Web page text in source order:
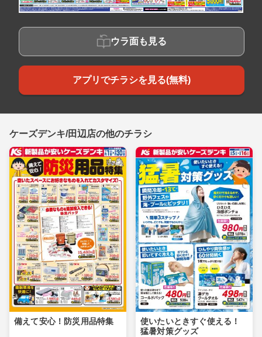
ウラ面も見る
アプリでチラシを見る(無料)
ケーズデンキ/田辺店の他のチラシ
備えて安心！防災用品特集
使いたいときすぐ使える！
猛暑対策グッズ